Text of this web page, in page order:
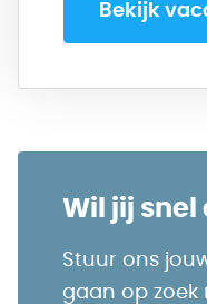
Bekijk
Wil jij snel
Stuur ons
gaan op zoek